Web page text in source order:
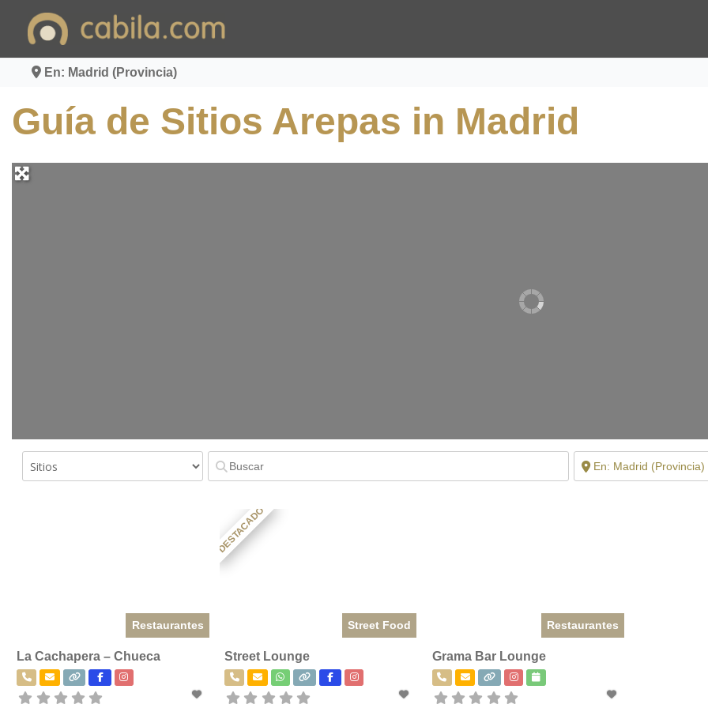
En: Madrid (Provincia)
Guía de Sitios Arepas in Madrid
Restaurantes
La Cachapera – Chueca
DESTACADO
Street Food
Street Lounge
Restaurantes
Grama Bar Lounge